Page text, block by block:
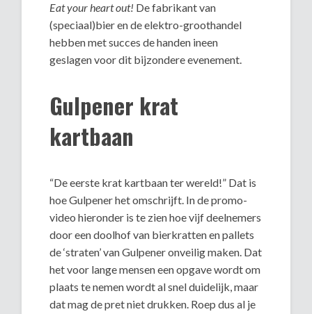
Eat your heart out! De fabrikant van
(speciaal)bier en de elektro-groothandel
hebben met succes de handen ineen
geslagen voor dit bijzondere evenement.
Gulpener krat
kartbaan
“De eerste krat kartbaan ter wereld!” Dat is
hoe Gulpener het omschrijft. In de promo-
video hieronder is te zien hoe vijf deelnemers
door een doolhof van bierkratten en pallets
de ‘straten’ van Gulpener onveilig maken. Dat
het voor lange mensen een opgave wordt om
plaats te nemen wordt al snel duidelijk, maar
dat mag de pret niet drukken. Roep dus al je